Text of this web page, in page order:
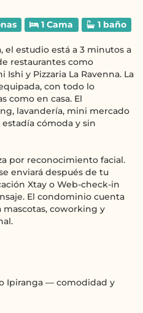
1 Cama 1 baño
el estudio está a 3 minutos a
restaurantes como
Ishi y Pizzaria La Ravenna. La
con todo lo
como en casa. El
lavandería, mini mercado
cómoda y sin
por reconocimiento facial.
enviará después de tu
Xtay o Web-check-in
El condominio cuenta
mascotas, coworking y
Ipiranga — comodidad y